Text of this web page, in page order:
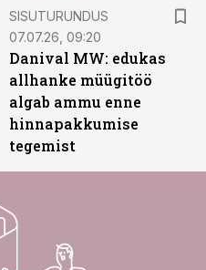
SISUTURUNDUS
07.07.26, 09:20
Danival MW: edukas
allhanke müügitöö
algab ammu enne
hinnapakkumise
tegemist